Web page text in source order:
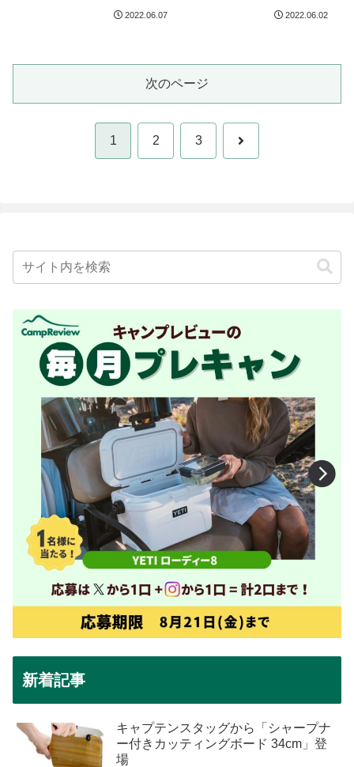
2022.06.07 2022.06.02
次のページ
1 2 3 次
新着記事
キャプテンスタッグから「シャープナ
ー付きカッティングボード 34cm」登
場